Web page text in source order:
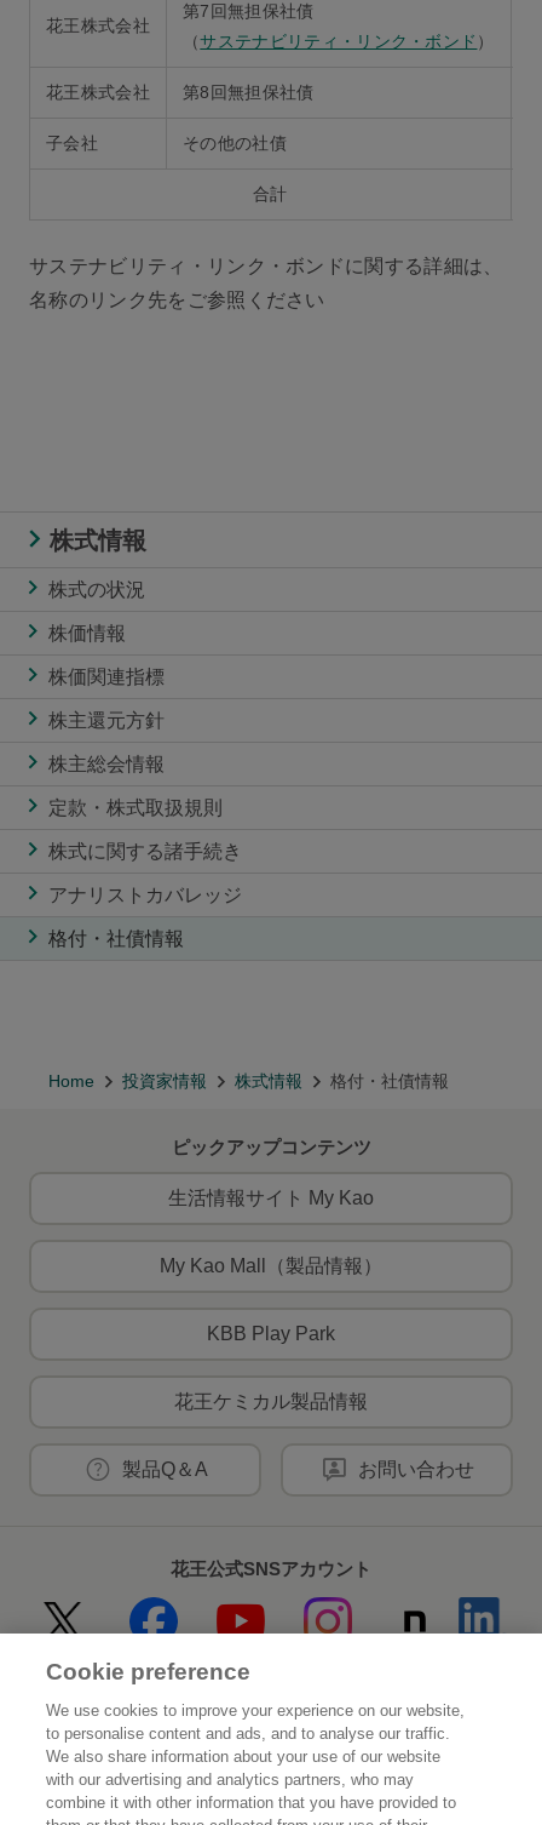
花王株式会社
第7回無担保社債
（サステナビリティ・リンク・ボンド ）
花王株式会社 第8回無担保社債
子会社 その他の社債
合計
サステナビリティ・リンク・ボンドに関する詳細は、
名称のリンク先をご参照ください
株式情報
株式の状況
株価情報
株価関連指標
株主還元方針
株主総会情報
定款・株式取扱規則
株式に関する諸手続き
アナリストカバレッジ
格付・社債情報
Home 投資家情報 株式情報 格付・社債情報
ピックアップコンテンツ
生活情報サイト My Kao
My Kao Mall（製品情報）
KBB Play Park
花王ケミカル製品情報
製品Q＆A お問い合わせ
花王公式SNSアカウント
Home 花王について
サステナビリティ イノベーション
ブランド 投資家情報
Cookie preference
We use cookies to improve your experience on our website,
to personalise content and ads, and to analyse our traffic.
We also share information about your use of our website
with our advertising and analytics partners, who may
combine it with other information that you have provided to